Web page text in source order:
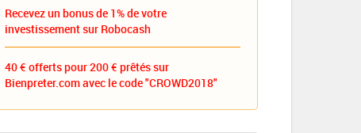
Recevez un bonus de 1% de votre
investissement sur Robocash
40 € offerts pour 200 € prêtés sur
Bienpreter.com avec le code "CROWD2018"